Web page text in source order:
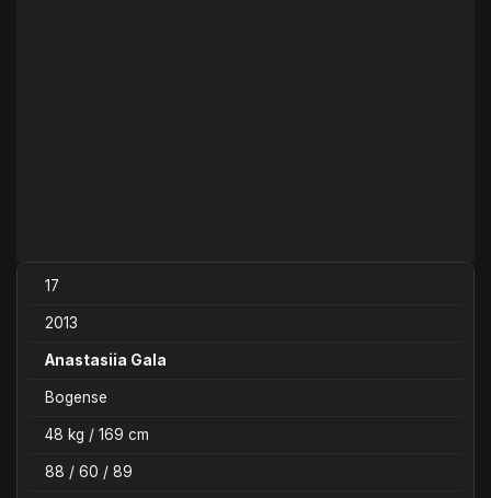
17
2013
Anastasiia Gala
Bogense
48 kg / 169 cm
88 / 60 / 89